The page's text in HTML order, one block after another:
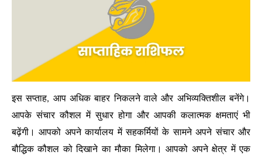
इस सप्ताह, आप अधिक बाहर निकलने वाले और अभिव्यक्तिशील बनेंगे।
आपके संचार कौशल में सुधार होगा और आपकी कलात्मक क्षमताएं भी
बढ़ेंगी। आपको अपने कार्यालय में सहकर्मियों के सामने अपने संचार और
बौद्धिक कौशल को दिखाने का मौका मिलेगा। आपको अपने क्षेत्र में एक